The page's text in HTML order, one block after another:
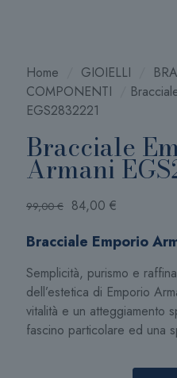
Home GIOIELLI
COMPONENTI
EGS2832221
Bracciale
Armani
99,00€ Il
originale
99,00 €.
84,00 €
attuale
84,00 €.
Bracciale Emporio
Semplicità, purismo e
dell’estetica di Emporio
vitalità e un atteggiamento
fascino particolare ed una